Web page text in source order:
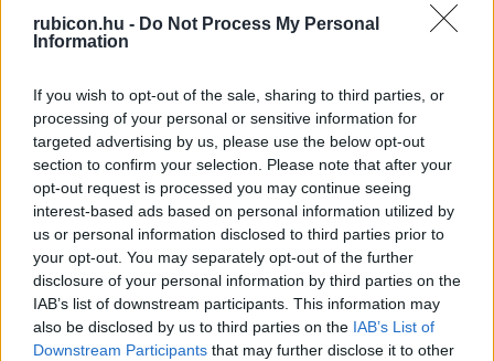
rubicon.hu - Do Not Process My Personal
Information
If you wish to opt-out of the sale, sharing to third parties, or
processing of your personal or sensitive information for
targeted advertising by us, please use the below opt-out
section to confirm your selection. Please note that after your
opt-out request is processed you may continue seeing
interest-based ads based on personal information utilized by
us or personal information disclosed to third parties prior to
your opt-out. You may separately opt-out of the further
disclosure of your personal information by third parties on the
IAB’s list of downstream participants. This information may
also be disclosed by us to third parties on the IAB’s List of
Downstream Participants that may further disclose it to other
Több mint 370 korábbi lapszámunk
tartalma
Rubicon Online rovatok cikkei
Hirdetésmentes olvasó felület
Kedvenc cikkek elmentése, könyvjelzők
Az első hónap csak 200 Ft-ba kerül. Próbálja
ki!